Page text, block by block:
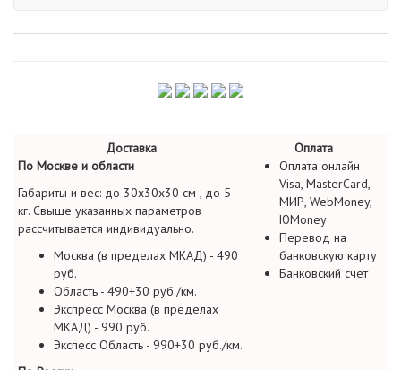
Доставка
Оплата
По Москве и области
Габариты и вес: до 30х30х30 см , до 5
кг. Свыше указанных параметров
рассчитывается индивидуально.
Москва (в пределах МКАД) - 490
руб.
Область - 490+30 руб./км.
Экспресс Москва (в пределах
МКАД) - 990 руб.
Экспесс Область - 990+30 руб./км.
Оплата онлайн
Visa, MasterCard,
МИР, WebMoney,
ЮMoney
Перевод на
банковскую карту
Банковский счет